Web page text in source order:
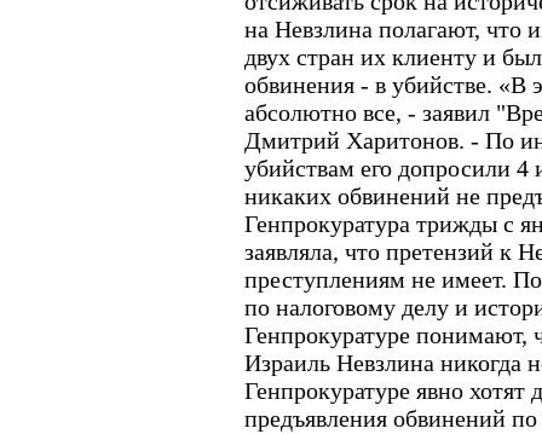
на Невзлина полагают, что
двух стран их клиенту и
обвинения - в убийстве. «В
абсолютно все, - заявил
Дмитрий Харитонов. - По
убийствам его допросили 4
никаких обвинений не
Генпрокуратура трижды с
заявляла, что претензий к
преступлениям не имеет.
по налоговому делу и
Генпрокуратуре понимают,
Израиль Невзлина никогда
Генпрокуратуре явно хотят
предъявления обвинений